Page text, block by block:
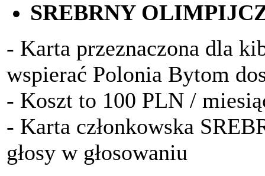
SREBRNY
- Karta przeznaczona dla
wspierać Polonia Bytom
- Koszt to 100 PLN /
- Karta członkowska
głosy w głosowaniu